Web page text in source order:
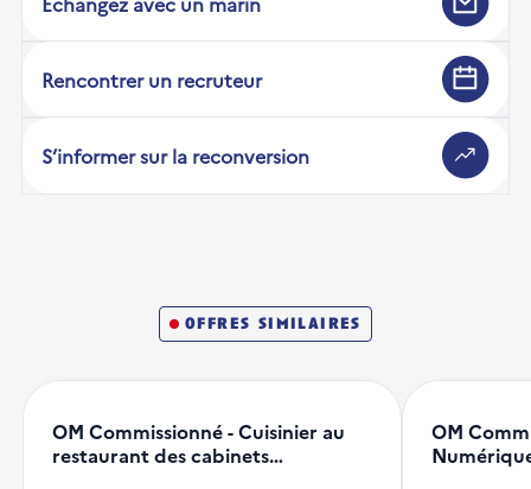
Rencontrer un recruteur
S’informer sur la reconversion
offres similaires
OM Commissionné - Cuisinier au
restaurant des cabinets…
OM